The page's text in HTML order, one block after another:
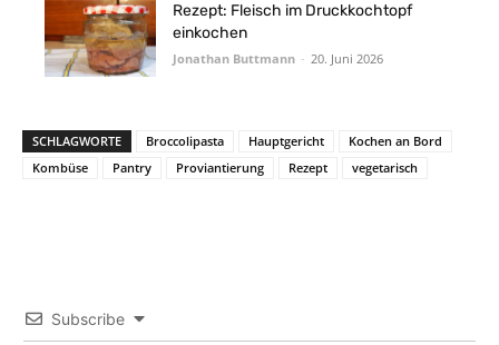
Rezept: Fleisch im Druckkochtopf
einkochen
Jonathan Buttmann - 20. Juni 2026
SCHLAGWORTE Broccolipasta Hauptgericht
Kochen an Bord
Kombüse
Pantry Proviantierung Rezept vegetarisch
Subscribe